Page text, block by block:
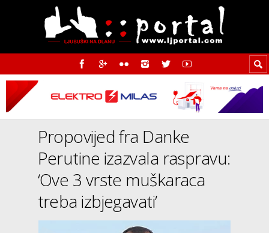
Propovijed fra Danke
Perutine izazvala raspravu:
‘Ove 3 vrste muškaraca
treba izbjegavati’